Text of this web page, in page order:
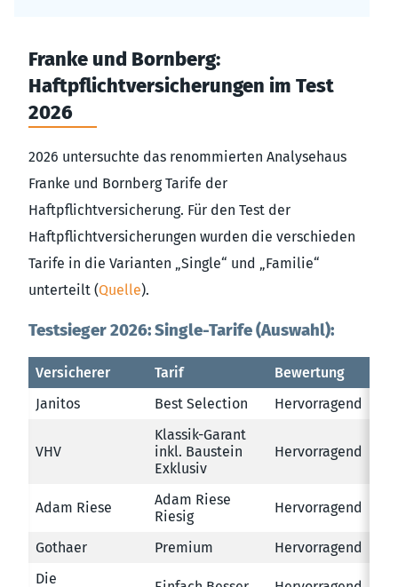
Franke und Bornberg:
Haftpflichtversicherungen im Test
2026
2026 untersuchte das renommierten Analysehaus
Franke und Bornberg Tarife der
Haftpflichtversicherung. Für den Test der
Haftpflichtversicherungen wurden die verschieden
Tarife in die Varianten „Single“ und „Familie“
unterteilt (Quelle).
Testsieger 2026: Single-Tarife (Auswahl):
Versicherer Tarif
Bewertung
Janitos
Best Selection Hervorragend
VHV
Klassik-Garant
inkl. Baustein
Exklusiv
Hervorragend
Adam Riese
Adam Riese
Riesig
Hervorragend
Gothaer Premium
Hervorragend
Die